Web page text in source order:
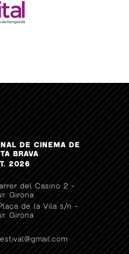
DE CINEMA DE
BRAVA
2026
del Casino 2 –
Girona
de la Vila s/n –
Girona